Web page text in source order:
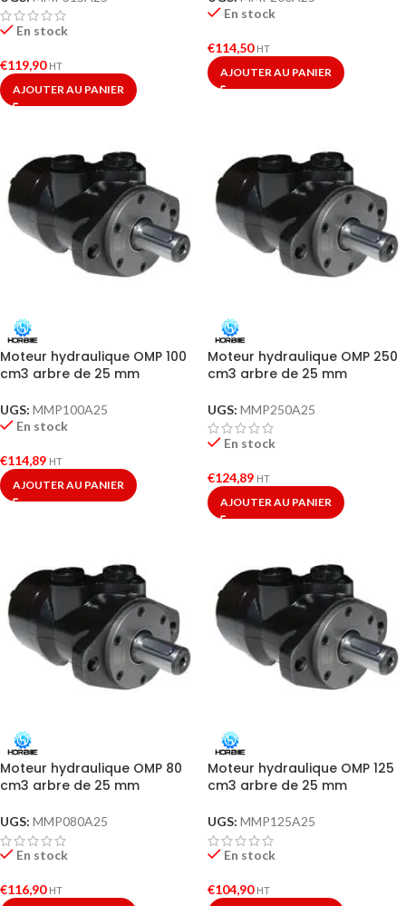
En stock
€119,90 HT
AJOUTER AU PANIER
En stock
€114,50 HT
AJOUTER AU PANIER
Moteur hydraulique OMP 100
cm3 arbre de 25 mm
UGS: MMP100A25
En stock
€114,89 HT
AJOUTER AU PANIER
Moteur hydraulique OMP 250
cm3 arbre de 25 mm
UGS: MMP250A25
En stock
€124,89 HT
AJOUTER AU PANIER
Moteur hydraulique OMP 80
cm3 arbre de 25 mm
UGS: MMP080A25
En stock
€116,90 HT
Moteur hydraulique OMP 125
cm3 arbre de 25 mm
UGS: MMP125A25
En stock
€104,90 HT